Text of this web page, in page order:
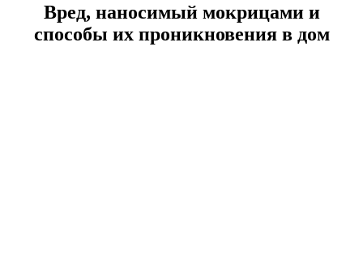
Вред, наносимый мокрицами и
способы их проникновения в дом